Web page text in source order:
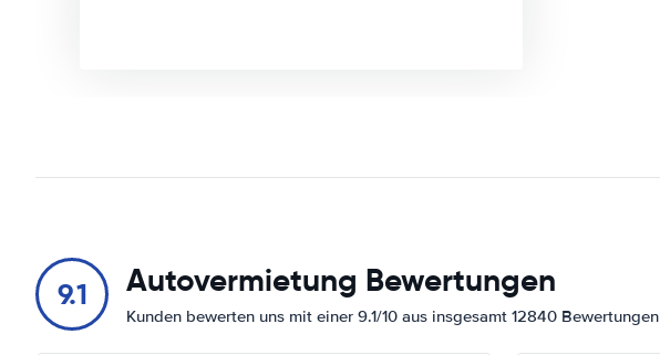
9.1 Autovermietung Bewertungen
Kunden bewerten uns mit einer 9.1/10 aus insgesamt 12840 Bewertungen